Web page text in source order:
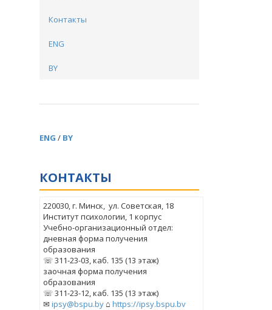
Контакты
ENG
BY
ENG / BY
КОНТАКТЫ
220030, г. Минск, ул. Советская, 18
Институт психологии, 1 корпус
Учебно-организационный отдел:
дневная форма получения
образования
☏ 311-23-03, каб. 135 (13 этаж)
заочная форма получения
образования
☏ 311-23-12, каб. 135 (13 этаж)
✉ ipsy@bspu.by ⌂ https://ipsy.bspu.by